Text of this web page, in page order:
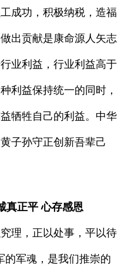
成功，积极纳税，造福
出贡献是康命源人矢志
业利益，行业利益高于
利益保持统一的同时，
牺牲自己的利益。中华
子孙守正创新吾辈己
真正平 心存感恩
理，正以处事，平以待
的军魂，是我们推崇的